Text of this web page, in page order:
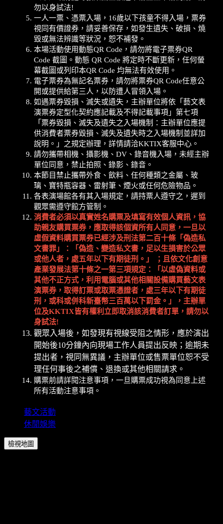
勿以身試法!
一人一票、憑票入場，16歲以下孩童不得入場，票券
視同有價證券，請妥善保存，如發生遺失、破損、燒
毀或無法辨識等狀況，恕不補發。
本場活動使用動態QR Code，請勿將電子票券QR
Code 截圖。動態 QR Code 將定時不斷更新，任何螢
幕截圖或列印本QR Code 均無法有效使用。
電子票券為無記名票券，請勿將票券QR Code任意公
開或提供給第三人，以防遭人冒領入場。
如遇票券毀損、滅失或遺失，主辦單位將依「藝文表
演票券定型化契約應記載及不得記載事項」第七項
「票券毀損、滅失及遺失之入場機制：主辦單位應提
供消費者票券毀損、滅失及遺失時之入場機制並詳加
說明。」之規定辦理，詳情請洽KKTIX客服中心。
請勿攜帶相機、攝影機、DV、錄音機入場，未經主辦
單位同意，禁止拍照、錄影、錄音。
本節目禁止攜帶外食、飲料、任何種類之金屬、玻
璃、寶特瓶容器、雷射筆、煙火或任何危險物品。
各表演場館各有其入場規定，請持票人遵守之，遲到
觀眾需遵守館方管制。
消費者必須以真實姓名購票及填寫有效個人資訊，協
助親友購買票券，應取得該個資所有人同意，一旦以
虛假資料購買票券已經涉及刑法第二百十條「偽造私
文書罪」：「偽造、變造私文書，足以生損害於公眾
或他人者，處五年以下有期徒刑。」
；且依文化創意
產業發展法第十條之一第三項規定：「以虛偽資料或
其他不正方式，利用電腦或其他相關設備購買藝文表
演票券，取得訂票或取票憑證者，處三年以下有期徒
刑，或科或併科新臺幣三百萬以下罰金。」，主辦單
位及KKTIX皆有權利立即取消該消費者訂單，請勿以
身試法!
觀眾入場後，如發現有視線受阻之情形，應於演出
開始後10分鐘內向現場工作人員提出反映；逾期未
提出者，視同無異議，主辦單位或售票單位恕不受
理任何事後之補償、退換或其他相關請求。
購票前請詳閱注意事項，一旦購票成功視為同意上述
所有活動注意事項。
藝文活動
休閒娛樂
檢視地圖